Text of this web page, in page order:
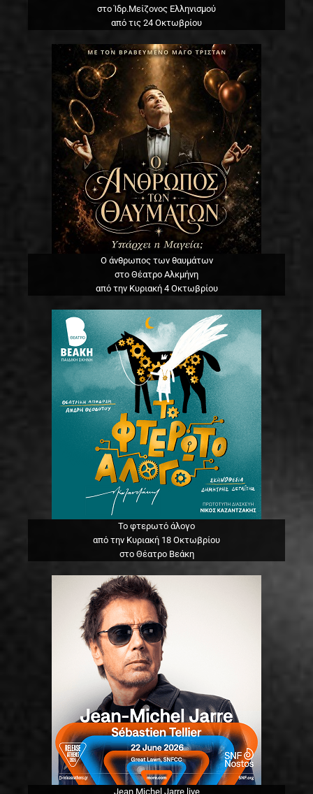
στο Ίδρ.Μείζονος Ελληνισμού
από τις 24 Οκτωβρίου
Ο άνθρωπος των θαυμάτων
στο Θέατρο Αλκμήνη
από την Κυριακή 4 Οκτωβρίου
Το φτερωτό άλογο
από την Κυριακή 18 Οκτωβρίου
στο Θέατρο Βεάκη
Jean Michel Jarre live